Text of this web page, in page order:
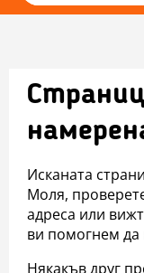
Исканата
Моля,
адреса или
ви помогнем да
Някакъв друг